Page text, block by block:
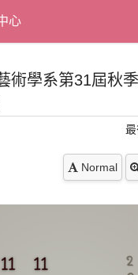
心
術學系第31屆秋
Normal